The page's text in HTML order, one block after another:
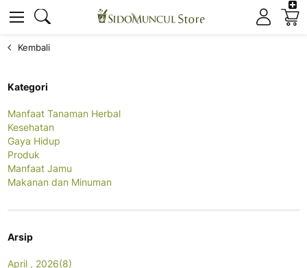
Kembali
Kategori
Manfaat Tanaman Herbal
Kesehatan
Gaya Hidup
Produk
Manfaat Jamu
Makanan dan Minuman
Arsip
April , 2026(8)